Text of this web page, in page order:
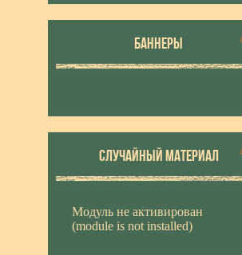
БАННЕРЫ
СЛУЧАЙНЫЙ МАТЕРИАЛ
Модуль не активирован
(module is not installed)